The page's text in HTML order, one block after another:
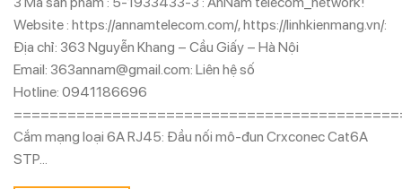
Website : https://annamtelecom.com/, https://linhkienmang.vn/:
Địa chỉ: 363 Nguyễn Khang – Cầu Giấy – Hà Nội
Email: 363annam@gmail.com: Liên hệ số
Hotline: 0941186696
Cắm mạng loại 6A RJ45: Đầu nối mô-đun Crxconec Cat6A
STP…